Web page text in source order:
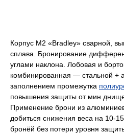
Корпус M2 «Bradley» сварной,
сплава. Бронирование
углами наклона. Лобовая и
комбинированная — стальной +
заполнением промежутка
повышения защиты от мин
Применение брони из
добиться снижения веса на 10-
бронёй без потери уровня